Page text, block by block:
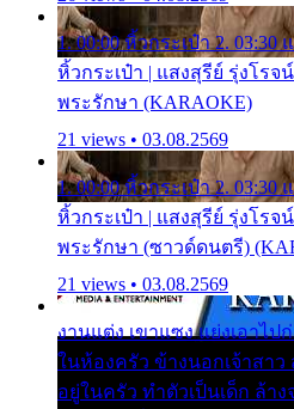
1. 00:00 หิ้วกระเป๋า 2. 03:30
หิ้วกระเป๋า | แสงสุรีย์ รุ่งโรจ
พระรักษา (KARAOKE)
21 views • 03.08.2569
1. 00:00 หิ้วกระเป๋า 2. 03:30
หิ้วกระเป๋า | แสงสุรีย์ รุ่งโรจ
พระรักษา (ซาวด์ดนตรี)
21 views • 03.08.2569
งานแต่ง เขาแซง แย่งเอาไ
ในห้องครัว ข้างนอกเจ้าสาว
อยู่ในครัว ทำตัวเป็นเด็ก ล้า